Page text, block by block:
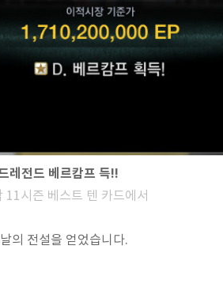
레전드 베르캄프 득!!
11시즌 베스트 텐 카드에서
의 전설을 얻었습니다.